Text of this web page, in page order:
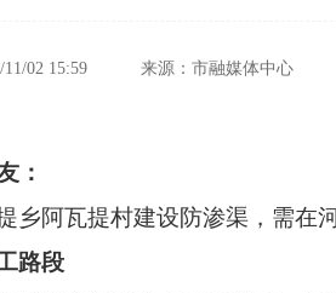
02 15:59 来源：市融媒体中心
：
乡阿瓦提村建设防渗渠，需在
路段